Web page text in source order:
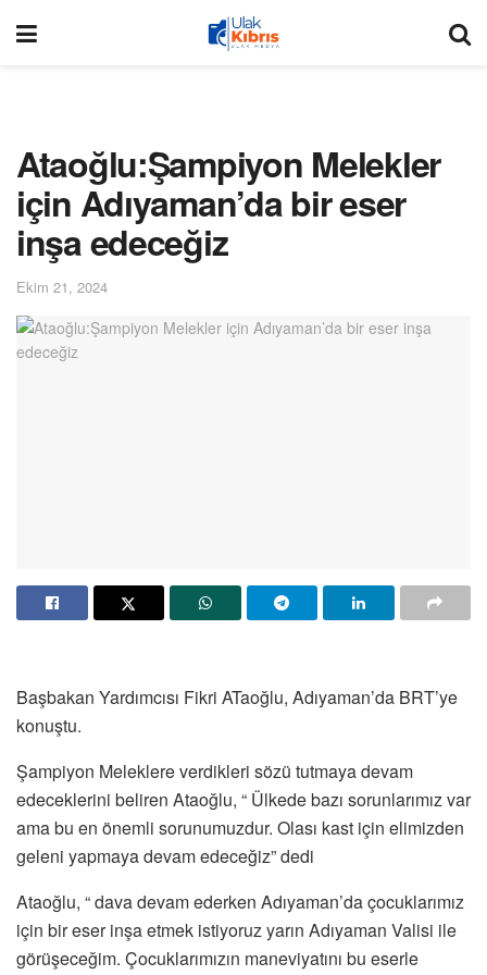
Ataoğlu:Şampiyon Melekler
için Adıyaman’da bir eser
inşa edeceğiz
Ekim 21, 2024
Başbakan Yardımcısı Fikri ATaoğlu, Adıyaman’da BRT’ye
konuştu.
Şampiyon Meleklere verdikleri sözü tutmaya devam
edeceklerini beliren Ataoğlu, “ Ülkede bazı sorunlarımız var
ama bu en önemli sorunumuzdur. Olası kast için elimizden
geleni yapmaya devam edeceğiz” dedi
Ataoğlu, “ dava devam ederken Adıyaman’da çocuklarımız
için bir eser inşa etmek istiyoruz yarın Adıyaman Valisi ile
görüşeceğim. Çocuklarımızın maneviyatını bu eserle